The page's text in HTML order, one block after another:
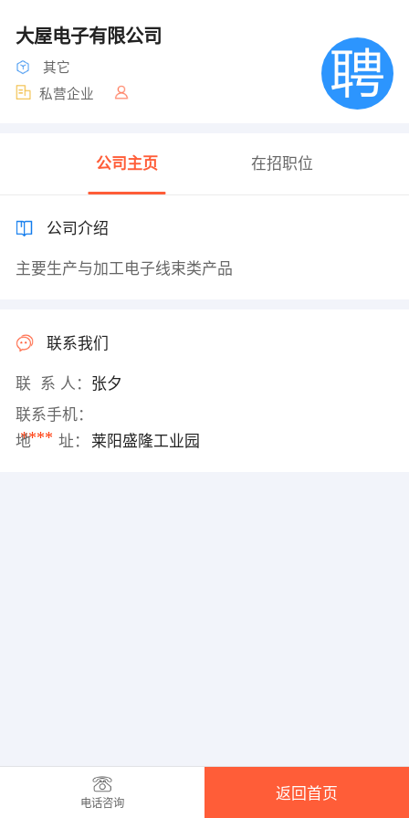
大屋电子有限公司
其它
私营企业
公司主页 在招职位
公司介绍
主要生产与加工电子线束类产品
联系我们
联 系 人： 张夕
联系手机：
****
地 址： 莱阳盛隆工业园
电话咨询
返回首页